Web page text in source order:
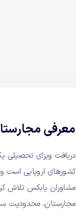
معرفی
دریافت ویزای تحصیلی
کشورهای اروپایی است
مشاوران یابکس تلاش
مجارستان، محدودیت